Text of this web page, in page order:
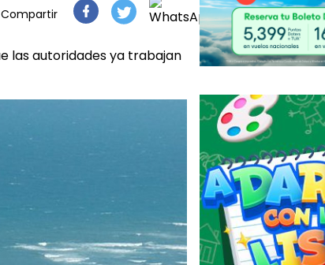
Compartir
las autoridades ya trabajan